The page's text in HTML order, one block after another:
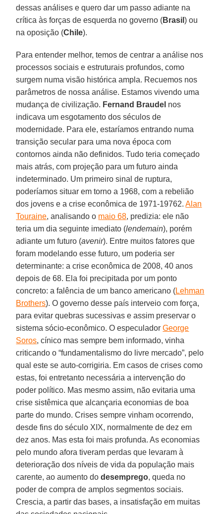
dessas análises e quero dar um passo adiante na
crítica às forças de esquerda no governo (Brasil) ou
na oposição (Chile).
Para entender melhor, temos de centrar a análise nos
processos sociais e estruturais profundos, como
surgem numa visão histórica ampla. Recuemos nos
parâmetros de nossa análise. Estamos vivendo uma
mudança de civilização. Fernand Braudel nos
indicava um esgotamento dos séculos de
modernidade. Para ele, estaríamos entrando numa
transição secular para uma nova época com
contornos ainda não definidos. Tudo teria começado
mais atrás, com projeção para um futuro ainda
indeterminado. Um primeiro sinal de ruptura,
poderíamos situar em torno a 1968, com a rebelião
dos jovens e a crise econômica de 1971-19762.Alan
Touraine, analisando o maio 68, predizia: ele não
teria um dia seguinte imediato (lendemain), porém
adiante um futuro (avenir). Entre muitos fatores que
foram modelando esse futuro, um poderia ser
determinante: a crise econômica de 2008, 40 anos
depois de 68. Ela foi precipitada por um ponto
concreto: a falência de um banco americano (Lehman
Brothers). O governo desse país interveio com força,
para evitar quebras sucessivas e assim preservar o
sistema sócio-econômico. O especuladorGeorge
Soros, cínico mas sempre bem informado, vinha
criticando o “fundamentalismo do livre mercado”, pelo
qual este se auto-corrigiria. Em casos de crises como
estas, foi entretanto necessária a intervenção do
poder político. Mas mesmo assim, não evitaria uma
crise sistêmica que alcançaria economias de boa
parte do mundo. Crises sempre vinham ocorrendo,
desde fins do século XIX, normalmente de dez em
dez anos. Mas esta foi mais profunda. As economias
pelo mundo afora tiveram perdas que levaram à
deterioração dos níveis de vida da população mais
carente, ao aumento dodesemprego, queda no
poder de compra de amplos segmentos sociais.
Crescia, a partir das bases, a insatisfação em muitas